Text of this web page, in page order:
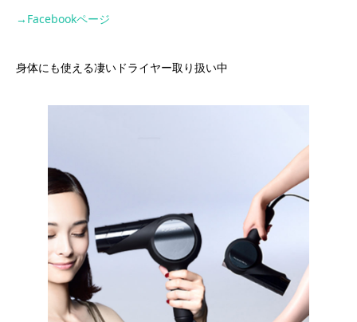
→Facebookページ
身体にも使える凄いドライヤー取り扱い中